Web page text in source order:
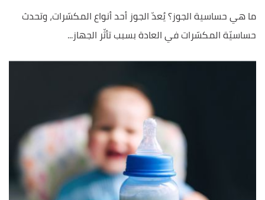
ما هي حساسية الجوز؟ يُعدّ الجوز أحد أنواع المكسّرات، وتحدث
حساسيّة المكسّرات في العادة بسبب تأثّر الجهاز...